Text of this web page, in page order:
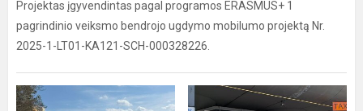
Projektas įgyvendintas pagal programos ERASMUS+ 1
pagrindinio veiksmo bendrojo ugdymo mobilumo projektą Nr.
2025-1-LT01-KA121-SCH-000328226.